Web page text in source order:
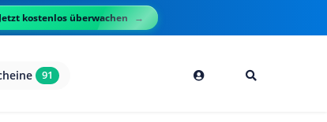
Jetzt kostenlos überwachen
91